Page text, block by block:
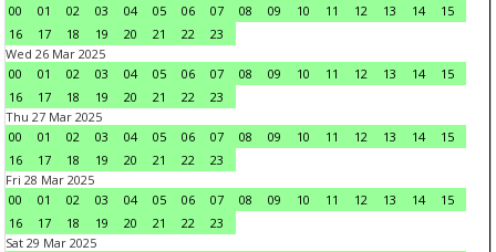
00
01 02 03 04 05 06 07 08 09 10 11 12 13 14
15
16
17 18 19 20 21 22
23
Wed 26 Mar 2025
00
01 02 03 04 05 06 07 08 09 10 11 12 13 14
15
16
17 18 19 20 21 22
23
Thu 27 Mar 2025
00
01 02 03 04 05 06 07 08 09 10 11 12 13 14
15
16
17 18 19 20 21 22
23
Fri 28 Mar 2025
00
01 02 03 04 05 06 07 08 09 10 11 12 13 14
15
16
17 18 19 20 21 22
23
Sat 29 Mar 2025